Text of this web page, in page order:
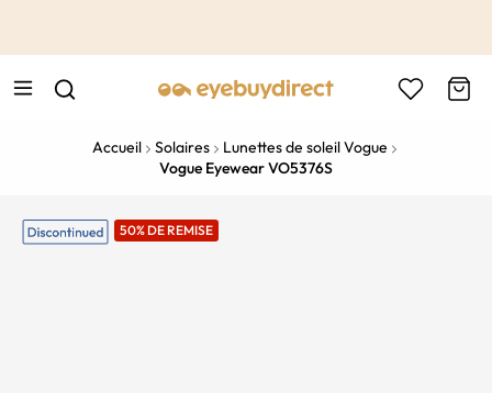
Accueil Solaires
Lunettes de soleil Vogue
Vogue Eyewear VO5376S
50% DE REMISE